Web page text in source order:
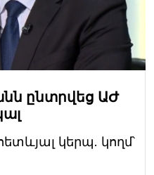
ընտրվեց ԱԺ
կերպ. կողմ՝